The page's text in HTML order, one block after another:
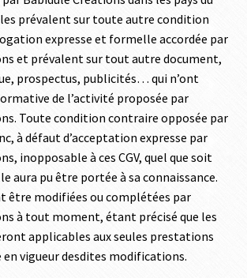
prévalent sur toute autre condition
expresse et formelle accordée par
et prévalent sur tout autre document,
prospectus, publicités… qui n’ont
de l’activité proposée par
Toute condition contraire opposée par
à défaut d’acceptation expresse par
inopposable à ces CGV, quel que soit
aura pu être portée à sa connaissance.
être modifiées ou complétées par
à tout moment, étant précisé que les
applicables aux seules prestations
en vigueur desdites modifications.